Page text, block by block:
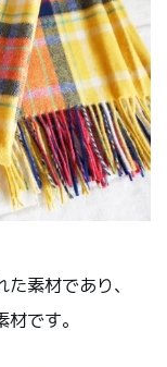
素材であり、
です。